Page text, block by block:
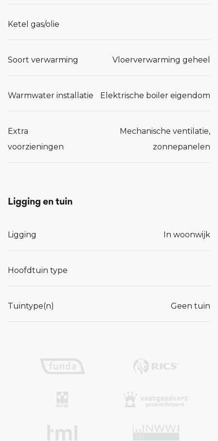
Ketel gas/olie
Soort verwarming Vloerverwarming geheel
Warmwater installatie Elektrische boiler eigendom
Extra
voorzieningen
Mechanische ventilatie,
zonnepanelen
Ligging en tuin
Ligging In woonwijk
Hoofdtuin type
Tuintype(n) Geen tuin